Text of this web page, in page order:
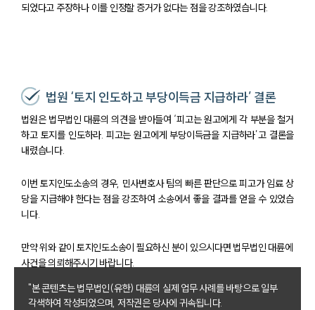
되었다고 주장하나 이를 인정할 증거가 없다는 점을 강조하였습니다.
법원 ‘토지 인도하고 부당이득금 지급하라’ 결론
법원은 법무법인 대륜의 의견을 받아들여 ‘피고는 원고에게 각 부분을 철거
하고 토지를 인도하라. 피고는 원고에게 부당이득금을 지급하라’고 결론을
내렸습니다.
이번 토지인도소송의 경우, 민사변호사 팀의 빠른 판단으로 피고가 임료 상
당을 지급해야 한다는 점을 강조하여 소송에서 좋을 결과를 얻을 수 있었습
니다.
만약 위와 같이 토지인도소송이 필요하신 분이 있으시다면 법무법인 대륜에
사건을 의뢰해주시기 바랍니다.
"본 콘텐츠는 법무법인(유한) 대륜의 실제 업무 사례를 바탕으로 일부
각색하여 작성되었으며, 저작권은 당사에 귀속됩니다.